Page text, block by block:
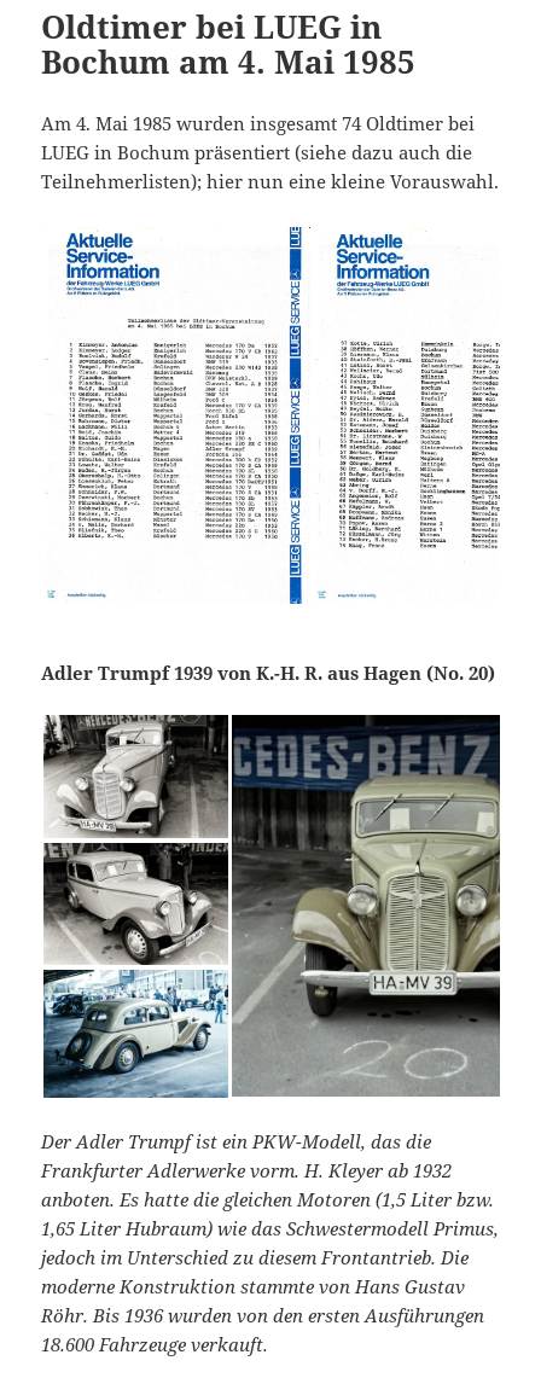
Oldtimer bei LUEG in
Bochum am 4. Mai 1985
Am 4. Mai 1985 wurden insgesamt 74 Oldtimer bei
LUEG in Bochum präsentiert (siehe dazu auch die
Teilnehmerlisten); hier nun eine kleine Vorauswahl.
Adler Trumpf 1939 von K.-H. R. aus Hagen (No. 20)
Der Adler Trumpf ist ein PKW-Modell, das die
Frankfurter Adlerwerke vorm. H. Kleyer ab 1932
anboten. Es hatte die gleichen Motoren (1,5 Liter bzw.
1,65 Liter Hubraum) wie das Schwestermodell Primus,
jedoch im Unterschied zu diesem Frontantrieb. Die
moderne Konstruktion stammte von Hans Gustav
Röhr. Bis 1936 wurden von den ersten Ausführungen
18.600 Fahrzeuge verkauft.